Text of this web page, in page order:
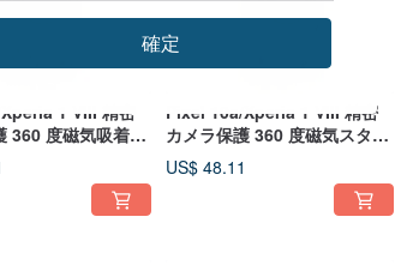
1 VIII 精密
360 度磁気吸着ス
- 十里春
Pixel 10a/Xperia 1 VIII 精密
カメラ保護 360 度磁気スタン
ドケース -四季 - 冬
US$ 48.11
確定